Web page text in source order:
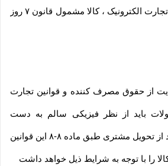
مربوطه ، مطابق قانون تجارت الکترونیک ، کالا مشمول قانون ۷ روز
از حقوق مصرف کننده و قوانین تجارت
باید از نظر فیزیکی سالم به دست
مصرف کننده برسند. بعد از تحویل مشتری طبق ماده ۸-۸ این قوانین